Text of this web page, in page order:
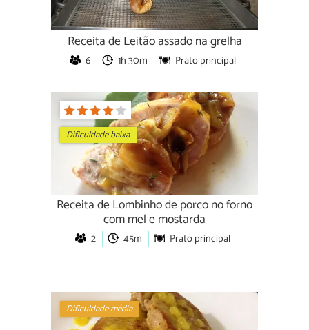
Receita de Leitão assado na grelha
6 1h 30m Prato principal
Dificuldade baixa
Receita de Lombinho de porco no forno
com mel e mostarda
2 45m Prato principal
Dificuldade média